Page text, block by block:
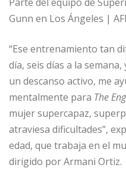
Gunn en Los Ángeles |
“Ese entrenamiento tan
día, seis días a la
un descanso activo, me
mentalmente para The
mujer supercapaz,
atraviesa dificultades”,
edad, que trabaja en el
dirigido por Armani Ortiz.